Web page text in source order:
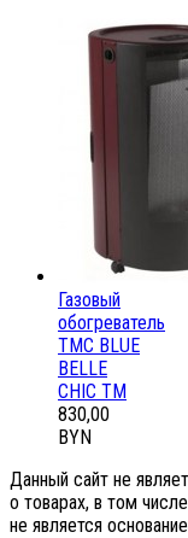
Газовый
обогреватель
ТМС BLUE
BELLE
CHIC ТМ
830,00
BYN
Данный сайт не
о товарах, в том
не является